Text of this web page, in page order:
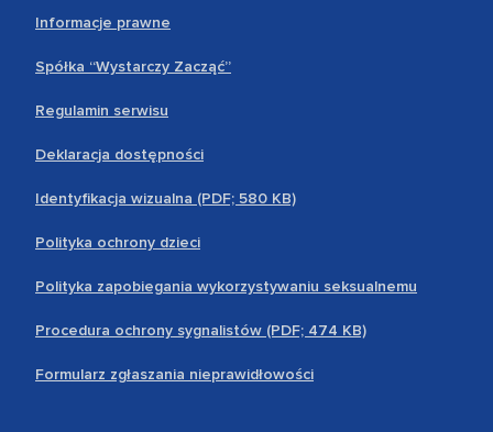
Informacje prawne
Spółka “Wystarczy Zacząć”
Regulamin serwisu
Deklaracja dostępności
Identyfikacja wizualna (PDF; 580 KB)
Polityka ochrony dzieci
Polityka zapobiegania wykorzystywaniu seksualnemu
Procedura ochrony sygnalistów (PDF; 474 KB)
Formularz zgłaszania nieprawidłowości